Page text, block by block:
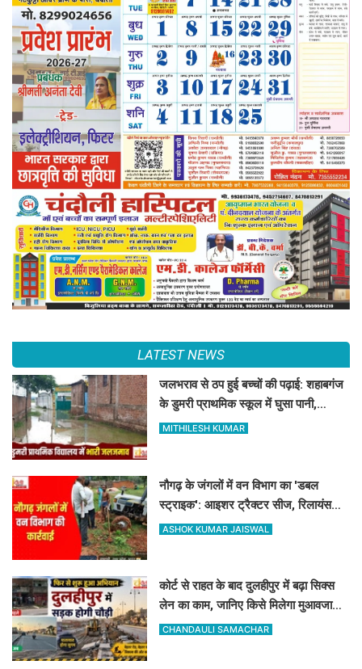
LATEST NEWS
जलभराव से ठप हुई बच्चों की पढ़ाई: शहाबगंज
के डुमरी प्राथमिक स्कूल में घुसा पानी,
ग्रामीणों ने की नाले की मांग
MITHILESH KUMAR
नौगढ़ के जंगलों में वन विभाग का 'डबल
स्ट्राइक': आइशर ट्रैक्टर सीज, रिलायंस
कंपनी की 2 ट्रैक्टर-ट्रॉली जब्त
ASHOK KUMAR JAISWAL
कोर्ट से राहत के बाद दुलहीपुर में बढ़ा सिक्स
लेन का काम, जानिए किसे मिलेगा मुआवजा
और कहां हटेगा अतिक्रमण
CHANDAULI SAMACHAR